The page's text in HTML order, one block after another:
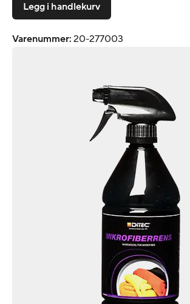
Legg i handlekurv
Varenummer: 20-277003